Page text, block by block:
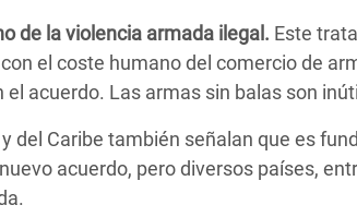
de la violencia armada ilegal. Este
el coste humano del comercio de
acuerdo. Las armas sin balas son
del Caribe también señalan que es
acuerdo, pero diversos países,